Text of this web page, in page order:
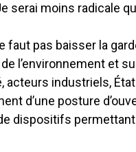
serai moins radicale
faut pas baisser la
l’environnement et
acteurs industriels,
d’une posture
dispositifs